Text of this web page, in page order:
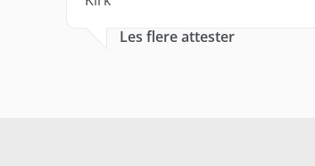
Les flere attester